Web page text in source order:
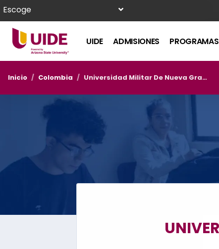
Escoge
UIDE ADMISIONES
Inicio / Colombia / Universidad Militar De Nueva Granada